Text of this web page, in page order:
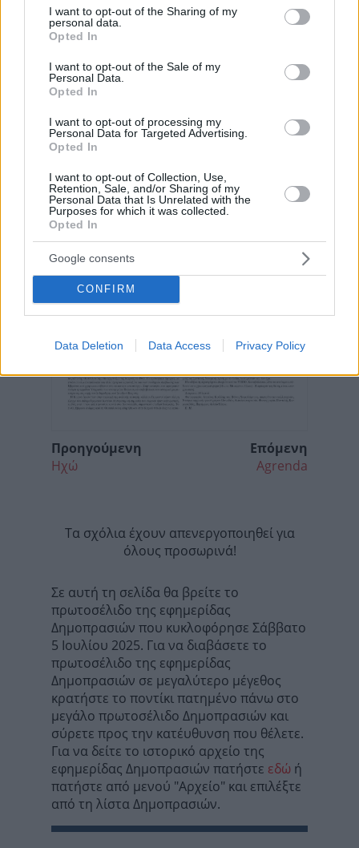
not limited to your visit or usage behaviour. You may click to
grant or deny consent to Google and its third-party tags to
use your data for below specified purposes in below Google
consent section.
I want to opt-out of the Sharing of my
personal data.
Opted In
I want to opt-out of the Sale of my
Personal Data.
Opted In
I want to opt-out of processing my
Personal Data for Targeted Advertising.
Opted In
I want to opt-out of Collection, Use,
Retention, Sale, and/or Sharing of my
Personal Data that Is Unrelated with the
Purposes for which it was collected.
Opted In
Google consents
CONFIRM
Data Deletion Data Access Privacy Policy
Προηγούμενη
Ηχώ
Επόμενη
Agrenda
Τα σχόλια έχουν απενεργοποιηθεί για
όλους προσωρινά!
Σε αυτή τη σελίδα θα βρείτε το
πρωτοσέλιδο της εφημερίδας
Δημοπρασιών που κυκλοφόρησε Σάββατο
5 Ιουλίου 2025. Για να διαβάσετε το
πρωτοσέλιδο της εφημερίδας
Δημοπρασιών σε μεγαλύτερο μέγεθος
κρατήστε το ποντίκι πατημένο πάνω στο
μεγάλο πρωτοσέλιδο Δημοπρασιών και
σύρετε προς την κατέυθυνση που θέλετε.
Για να δείτε το ιστορικό αρχείο της
εφημερίδας Δημοπρασιών πατήστε εδώ ή
πατήστε από μενού "Αρχείο" και επιλέξτε
από τη λίστα Δημοπρασιών.